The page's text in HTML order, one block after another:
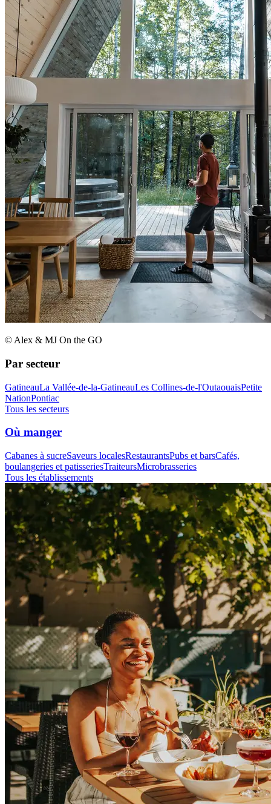
© Alex & MJ On the GO
Par secteur
GatineauLa Vallée-de-la-GatineauLes Collines-de-l'OutaouaisPetite
NationPontiac
Tous les secteurs
Où manger
Cabanes à sucreSaveurs localesRestaurantsPubs et barsCafés,
boulangeries et patisseriesTraiteursMicrobrasseries
Tous les établissements